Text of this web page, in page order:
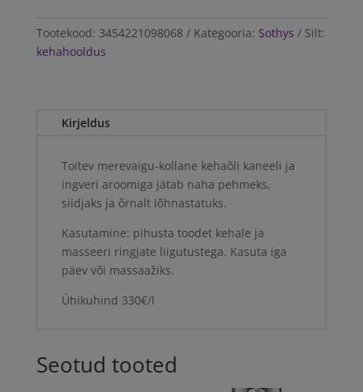
Cinnamon
and
kogus
Tootekood: 3454221098068 Kategooria: Sothys
Silt:
kehahooldus
Kirjeldus
Toitev merevaigu-kollane kehaõli kaneeli ja
ingveri aroomiga jätab naha pehmeks,
siidjaks ja õrnalt lõhnastatuks.
Kasutamine: pihusta toodet kehale ja
masseeri ringjate liigutustega. Kasuta iga
päev või massaažiks.
Ühikuhind 330€/l
Seotud tooted